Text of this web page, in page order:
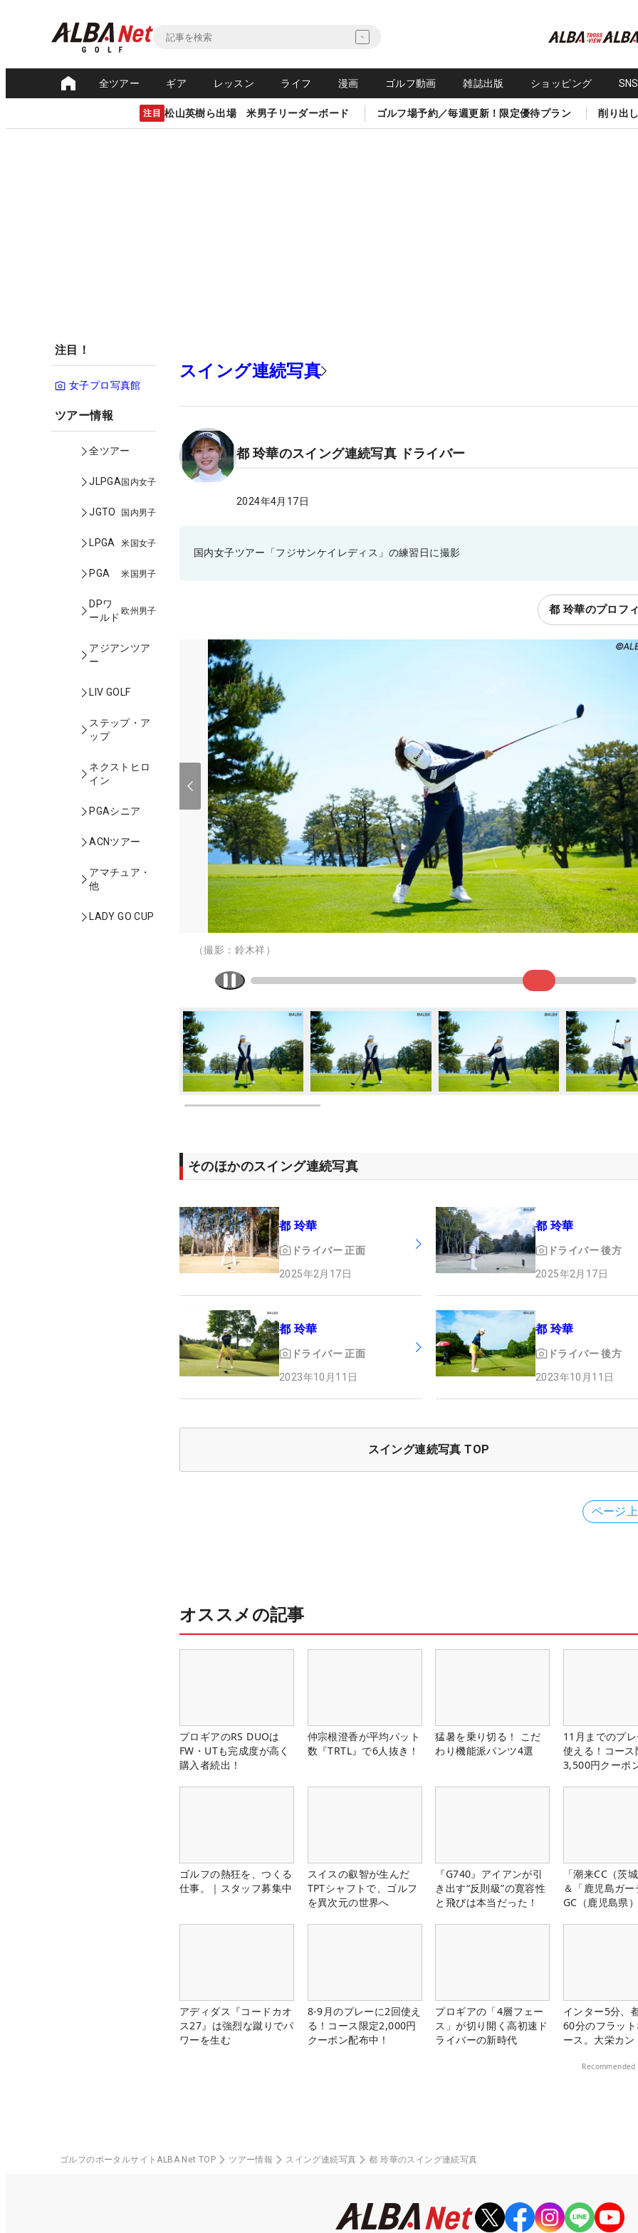
全ツアー ギア レッスン ライフ 漫画 ゴルフ動画 雑誌出版 ショッピング
注目 松山英樹ら出場 米男子リーダーボード ゴルフ場予約／毎週更新！限定優待プラン 削り出
注目！
女子プロ写真館
ツアー情報
全ツアー
JLPGA国内女子
JGTO 国内男子
LPGA 米国女子
PGA 米国男子
DPワ
ールド
欧州男子
アジアンツア
ー
LIV GOLF
ステップ・ア
ップ
ネクストヒロ
イン
PGAシニア
ACNツアー
アマチュア・
他
LADY GO CUP
スイング連続写真
都 玲華のスイング連続写真 ドライバー
2024年4月17日
国内女子ツアー「フジサンケイレディス」の練習日に撮影
都 玲華のプロフ
（撮影：鈴木祥）
そのほかのスイング連続写真
都 玲華
ドライバー 正面
2025年2月17日
都 玲華
ドライバー 後方
2025年2月17日
都 玲華
ドライバー 正面
2023年10月11日
都 玲華
ドライバー 後方
2023年10月11日
スイング連続写真 TOP
ページ
オススメの記事
プロギアのRS DUOは
FW・UTも完成度が高く
購入者続出！
仲宗根澄香が平均パット
数『TRTL』で6人抜き！
猛暑を乗り切る！ こだ
わり機能派パンツ4選
11月までのプ
使える！コース
3,500円クーポ
ゴルフの熱狂を、つくる
仕事。｜スタッフ募集中
スイスの叡智が生んだ
TPTシャフトで、ゴルフ
を異次元の世界へ
『G740』アイアンが引
き出す“反則級”の寛容性
と飛びは本当だった！
「潮来CC（茨
＆「鹿児島ガー
GC（鹿児島県
アディダス『コードカオ
ス27』は強烈な蹴りでパ
ワーを生む
8-9月のプレーに2回使え
る！コース限定2,000円
クーポン配布中！
プロギアの「4層フェー
ス」が切り開く高初速ド
ライバーの新時代
インター5分、
60分のフラッ
ース。大栄カ
Recommended
ゴルフのポータルサイトALBA Net TOP ツアー情報 スイング連続写真 都 玲華のスイング連続写真